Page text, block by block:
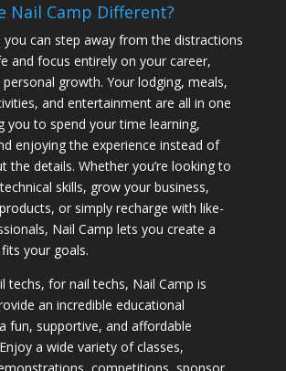
Nail Camp Different?
you can step away from the distractions
and focus entirely on your career,
growth. Your lodging, meals,
and entertainment are all in one
you to spend your time learning,
enjoying the experience instead of
the details. Whether you’re looking to
skills, grow your business,
or simply recharge with like-
Nail Camp lets you create a
your goals.
techs, for nail techs, Nail Camp is
an incredible educational
fun, supportive, and affordable
a wide variety of classes,